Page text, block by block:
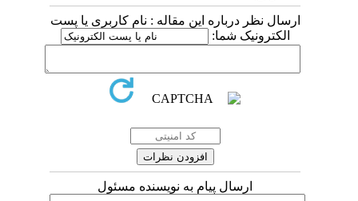
ارسال نظر درباره این مقاله : نام کاربری یا پست
الکترونیک شما:
ارسال پیام به نویسنده مسئول